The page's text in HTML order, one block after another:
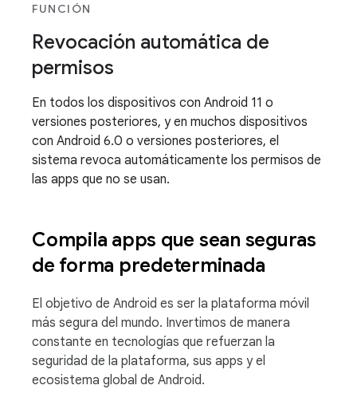
FUNCIÓN
Revocación automática de
permisos
En todos los dispositivos con Android 11 o
versiones posteriores, y en muchos dispositivos
con Android 6.0 o versiones posteriores, el
sistema revoca automáticamente los permisos de
las apps que no se usan.
Compila apps que sean seguras
de forma predeterminada
El objetivo de Android es ser la plataforma móvil
más segura del mundo. Invertimos de manera
constante en tecnologías que refuerzan la
seguridad de la plataforma, sus apps y el
ecosistema global de Android.